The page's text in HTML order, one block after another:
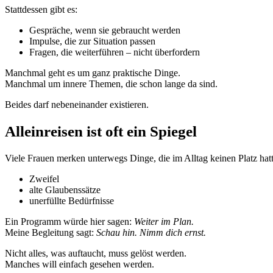
Stattdessen gibt es:
Gespräche, wenn sie gebraucht werden
Impulse, die zur Situation passen
Fragen, die weiterführen – nicht überfordern
Manchmal geht es um ganz praktische Dinge.
Manchmal um innere Themen, die schon lange da sind.
Beides darf nebeneinander existieren.
Alleinreisen ist oft ein Spiegel
Viele Frauen merken unterwegs Dinge, die im Alltag keinen Platz
Zweifel
alte Glaubenssätze
unerfüllte Bedürfnisse
Ein Programm würde hier sagen: Weiter im Plan.
Meine Begleitung sagt: Schau hin. Nimm dich ernst.
Nicht alles, was auftaucht, muss gelöst werden.
Manches will einfach gesehen werden.